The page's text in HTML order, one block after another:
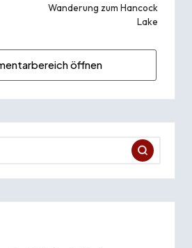
Wanderung zum Hancock
Lake
öffnen